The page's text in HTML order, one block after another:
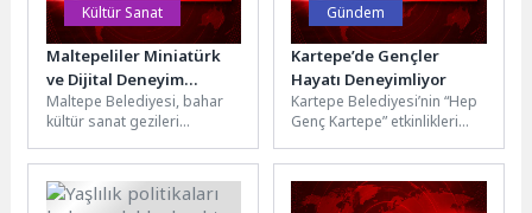
Kültür Sanat
Maltepeliler Miniatürk
ve Dijital Deneyim
Müzesi’ni ziyaret etti
Maltepe Belediyesi, bahar
kültür sanat gezileri
Miniatürk ve Dijital Deneyim
Müzesi ziyaretleriyle
vatandaşları...
Gündem
Kartepe’de Gençler
Hayatı Deneyimliyor
Kartepe Belediyesi’nin “Hep
Genç Kartepe” etkinlikleri
Gençlik ve Gelişim Kampı, ilk
dönemini sertifika...